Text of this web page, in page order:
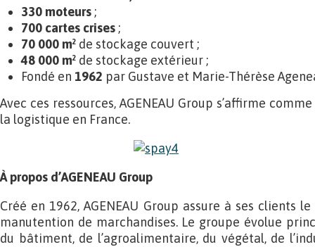
330 moteurs ;
700 cartes crises ;
70 000 m² de stockage couvert ;
48 000 m² de stockage extérieur ;
Fondé en 1962 par Gustave et Marie-Thérèse
Avec ces ressources, AGENEAU Group s’affirme
la logistique en France.
À propos d’AGENEAU Group
Créé en 1962, AGENEAU Group assure à ses clients
manutention de marchandises. Le groupe évolue
du bâtiment, de l’agroalimentaire, du végétal, de